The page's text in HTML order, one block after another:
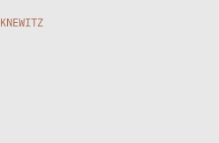
KNEWITZ